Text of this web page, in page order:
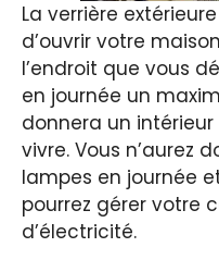
La verrière
d’ouvrir votre
l’endroit que vous
en journée un
donnera un
vivre. Vous n’aurez
lampes en journée
pourrez gérer votre
d’électricité.